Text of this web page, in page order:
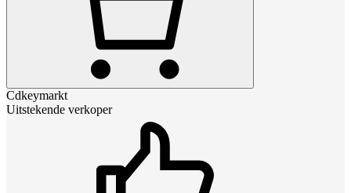
Cdkeymarkt
Uitstekende verkoper